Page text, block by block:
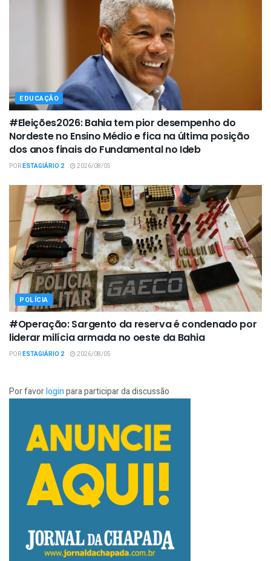
EDUCAÇÃO
#Eleições2026: Bahia tem pior desempenho do
Nordeste no Ensino Médio e fica na última posição
dos anos finais do Fundamental no Ideb
PORESTAGIÁRIO 2 2026/08/05
POLÍCIA
#Operação: Sargento da reserva é condenado por
liderar milícia armada no oeste da Bahia
PORESTAGIÁRIO 2 2026/08/05
Por favorloginpara participar da discussão